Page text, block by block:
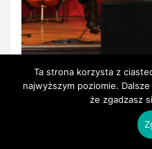
Ta strona korzysta z
najwyższym poziomie.
że zgadzasz